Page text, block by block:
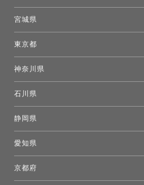
宮城県
東京都
モーイ東京
キーブー東京
FLOS｜フロスデザインスペース青山
神奈川県
石川県
静岡県
愛知県
京都府